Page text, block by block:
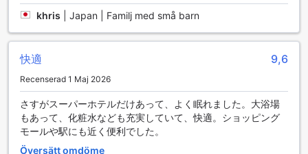
där varje resa blir en enkel och stressfri upplevelse.
Rumfaciliteter på Super Hotel Premier Musashi Kosugi-
På Super Hotel Premier Musashi Kosugi-Ekimae kan du
förvänta dig en bekväm och avkopplande vistelse med
moderna rum som är utrustade med allt du behöver för att
känna dig som hemma. Varje rum har luftkonditionering
som säkerställer en behaglig temperatur oavsett
väderförhållandena utanför. För din bekvämlighet finns det
khris Japan | Familj med små barn
快適 9,6
Recenserad 1 Maj 2026
さすがスーパーホテルだけあって、よく眠れました。大浴場
もあって、化粧水なども充実していて、快適。ショッピング
モールや駅にも近く便利でした。
Översätt omdöme